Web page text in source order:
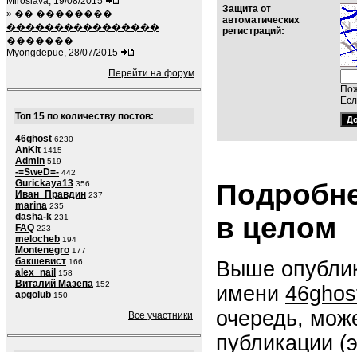
» �� ��������
����������������
�������
Myongdepue, 28/07/2015
Перейти на форум
Топ 15 по количеству постов:
46ghost 6230
AnKit 1415
Admin 519
-=SweD=- 442
Gurickaya13 356
Иван_Правдин 237
marina 235
dasha-k 231
FAQ 223
melocheb 194
Montenegro 177
бакшевист 166
alex_nail 158
Виталий Мазепа 152
apgolub 150
Все участники
Защита от
автоматических
регистраций:
в целом
Выше
имени
очередь,
публикации